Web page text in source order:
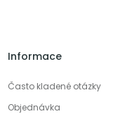
Informace
Často kladené otázky
Objednávka